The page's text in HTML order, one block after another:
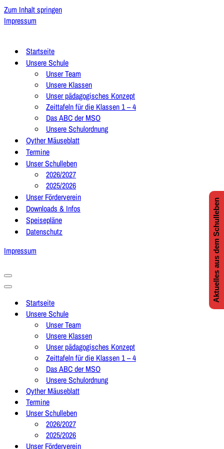
Zum Inhalt springen
Impressum
Startseite
Unsere Schule
Unser Team
Unsere Klassen
Unser pädagogisches Konzept
Zeittafeln für die Klassen 1 – 4
Das ABC der MSO
Unsere Schulordnung
Oyther Mäuseblatt
Termine
Unser Schulleben
2026/2027
2025/2026
Unser Förderverein
Downloads & Infos
Speisepläne
Datenschutz
Impressum
Navigationsmenü
Navigationsmenü
Startseite
Unsere Schule
Unser Team
Unsere Klassen
Unser pädagogisches Konzept
Zeittafeln für die Klassen 1 – 4
Das ABC der MSO
Unsere Schulordnung
Oyther Mäuseblatt
Termine
Unser Schulleben
2026/2027
2025/2026
Unser Förderverein
Aktuelles aus dem Schulleben